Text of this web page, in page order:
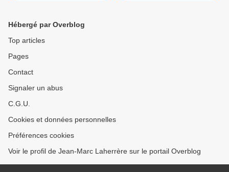
Hébergé par Overblog
Top articles
Pages
Contact
Signaler un abus
C.G.U.
Cookies et données personnelles
Préférences cookies
Voir le profil de Jean-Marc Laherrère sur le portail Overblog